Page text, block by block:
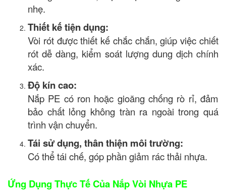
nhẹ.
Thiết kế tiện dụng:
Vòi rót được thiết kế chắc chắn, giúp việc chiết
rót dễ dàng, kiểm soát lượng dung dịch chính
xác.
Độ kín cao:
Nắp PE có ron hoặc gioăng chống rò rỉ, đảm
bảo chất lỏng không tràn ra ngoài trong quá
trình vận chuyển.
Tái sử dụng, thân thiện môi trường:
Có thể tái chế, góp phần giảm rác thải nhựa.
Ứng Dụng Thực Tế Của Nắp Vòi Nhựa PE